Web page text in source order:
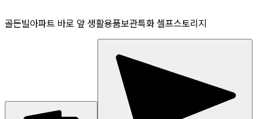
골든빌아파트 바로 앞 생활용품보관특화 셀프스토리지